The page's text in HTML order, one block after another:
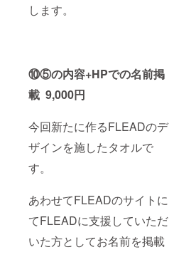
します。
⑩⑤の内容+HPでの名前掲
載 9,000円
今回新たに作るFLEADのデ
ザインを施したタオルで
す。
あわせてFLEADのサイトに
てFLEADに支援していただ
いた方としてお名前を掲載